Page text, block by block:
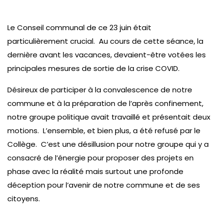
Le Conseil communal de ce 23 juin était
particulièrement crucial. Au cours de cette séance, la
dernière avant les vacances, devaient-être votées les
principales mesures de sortie de la crise COVID.
Désireux de participer à la convalescence de notre
commune et à la préparation de l’après confinement,
notre groupe politique avait travaillé et présentait deux
motions. L’ensemble, et bien plus, a été refusé par le
Collège. C’est une désillusion pour notre groupe qui y a
consacré de l’énergie pour proposer des projets en
phase avec la réalité mais surtout une profonde
déception pour l’avenir de notre commune et de ses
citoyens.